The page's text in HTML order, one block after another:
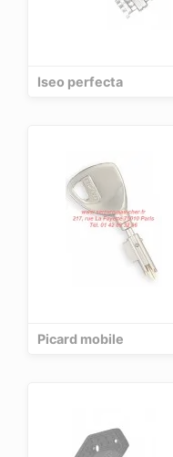
Iseo perfecta
Picard mobile